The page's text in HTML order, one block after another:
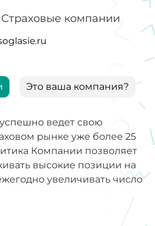
Страховые компании
Это ваша компания?
ведет свою
рынке уже более 25
Компании позволяет
высокие позиции на
увеличивать число